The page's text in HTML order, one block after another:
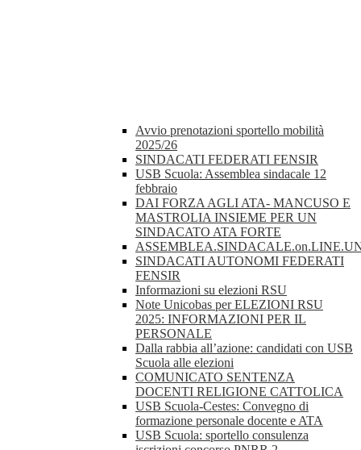
Avvio prenotazioni sportello mobilità
2025/26
SINDACATI FEDERATI FENSIR
USB Scuola: Assemblea sindacale 12
febbraio
DAI FORZA AGLI ATA- MANCUSO E
MASTROLIA INSIEME PER UN
SINDACATO ATA FORTE
SINDACATI AUTONOMI FEDERATI
FENSIR
Informazioni su elezioni RSU
Note Unicobas per ELEZIONI RSU
2025: INFORMAZIONI PER IL
PERSONALE
Dalla rabbia all’azione: candidati con USB
Scuola alle elezioni
COMUNICATO SENTENZA
DOCENTI RELIGIONE CATTOLICA
USB Scuola-Cestes: Convegno di
formazione personale docente e ATA
USB Scuola: sportello consulenza